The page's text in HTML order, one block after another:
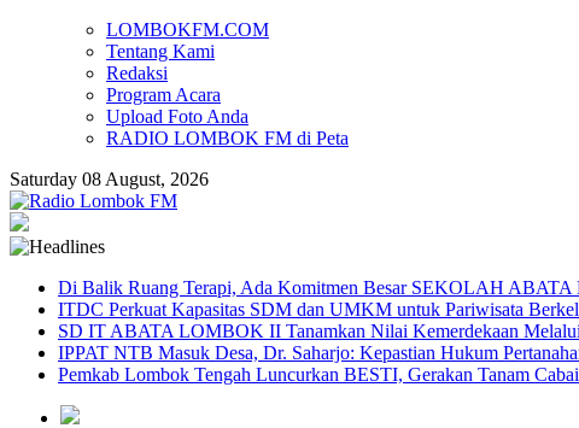
LOMBOKFM.COM
Tentang Kami
Redaksi
Program Acara
Upload Foto Anda
RADIO LOMBOK FM di Peta
Saturday 08 August, 2026
Di Balik Ruang Terapi, Ada Komitmen Besar SEKOLAH
ITDC Perkuat Kapasitas SDM dan UMKM untuk Pariwisata
SD IT ABATA LOMBOK II Tanamkan Nilai Kemerdekaan
IPPAT NTB Masuk Desa, Dr. Saharjo: Kepastian Hukum
Pemkab Lombok Tengah Luncurkan BESTI, Gerakan Tanam